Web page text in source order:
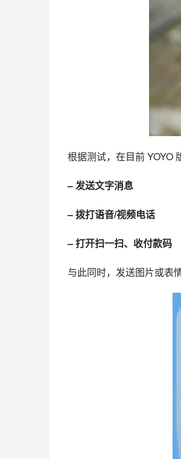
根据测试，在目前 YOYO
– 发送文字消息
– 拨打语音/视频电话
– 打开扫一扫、收付款码
与此同时，发送图片或表